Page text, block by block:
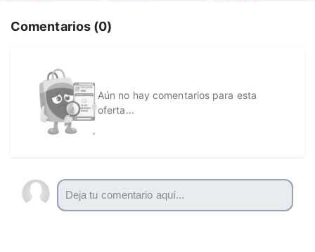
Comentarios (0)
Aún no hay comentarios para esta
oferta...